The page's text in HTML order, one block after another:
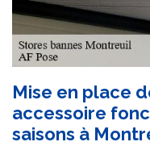
Mise en place
accessoire
saisons à